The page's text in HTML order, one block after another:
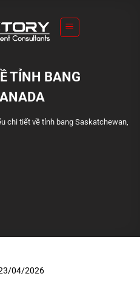
TỈNH BANG
chi tiết về tỉnh bang Saskatchewan,
04/2026